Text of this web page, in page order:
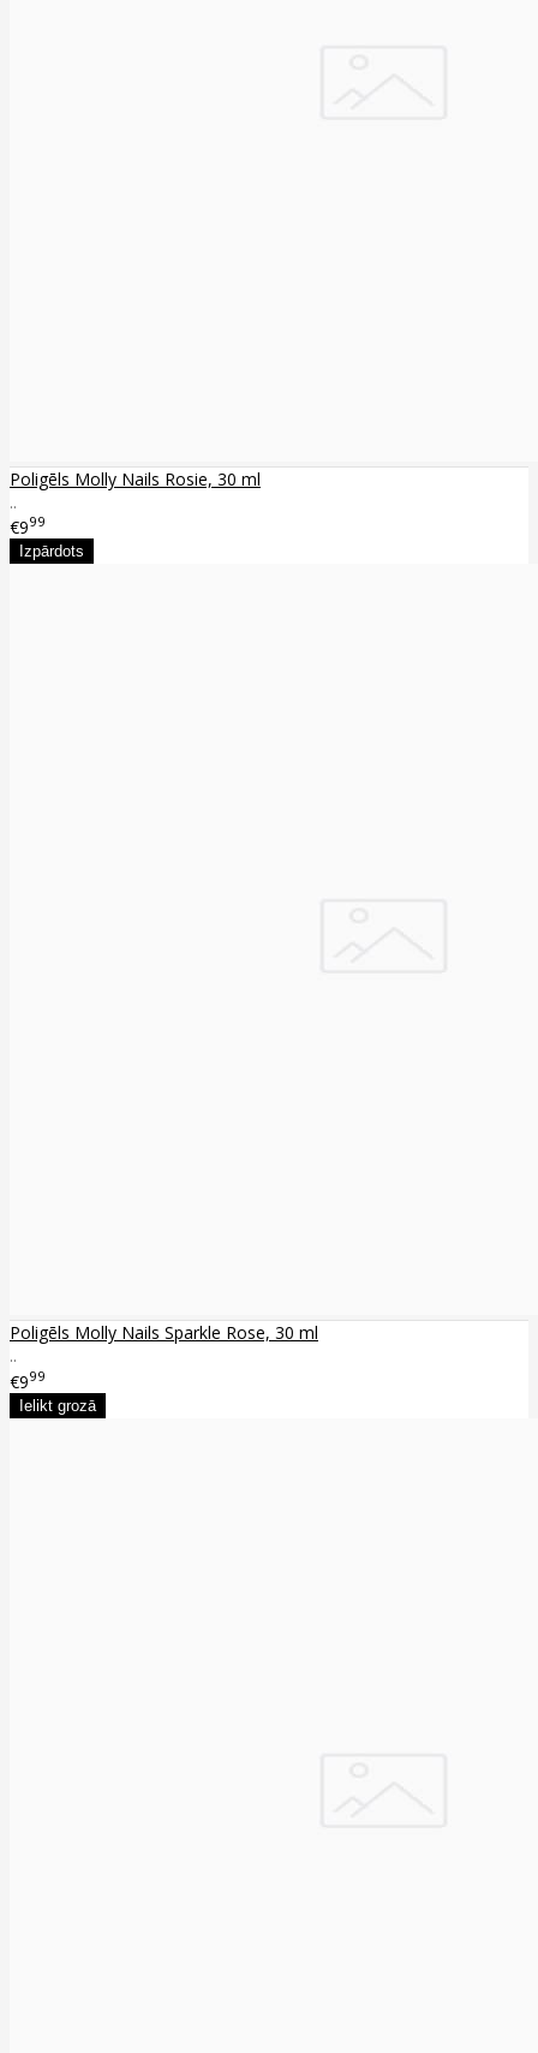
Poligēls Molly Nails Rosie, 30 ml
..
€999
Poligēls Molly Nails Sparkle Rose, 30 ml
..
€999